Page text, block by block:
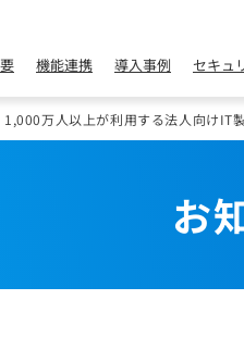
機能連携 導入事例 セキュ
1,000万人以上が利用する法人向け
お